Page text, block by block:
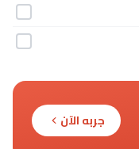
جربه الآن